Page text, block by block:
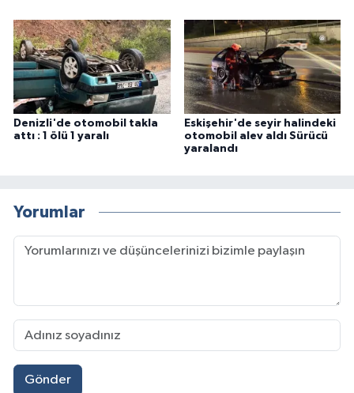
Denizli'de otomobil takla
attı : 1 ölü 1 yaralı
Eskişehir'de seyir halindeki
otomobil alev aldı Sürücü
yaralandı
Yorumlar
Gönder